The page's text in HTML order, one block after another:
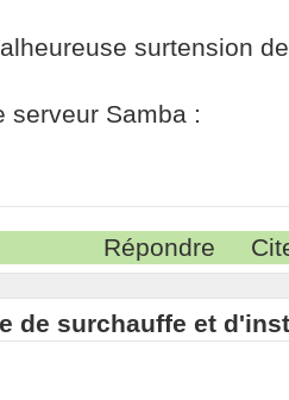
surtension
serveur Samba :
Répondre
de surchauffe et